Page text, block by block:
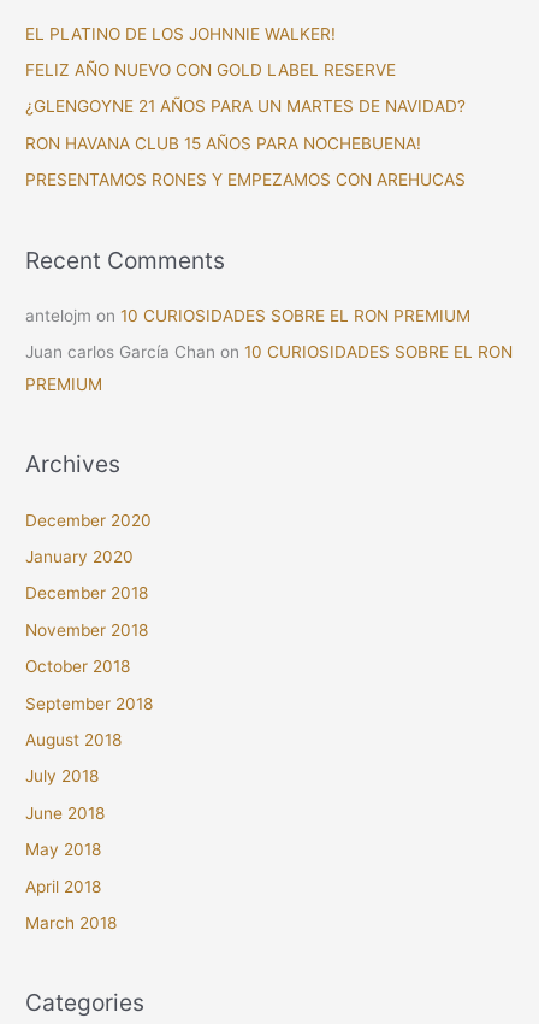
o
r
:
EL PLATINO DE LOS JOHNNIE WALKER!
FELIZ AÑO NUEVO CON GOLD LABEL RESERVE
¿GLENGOYNE 21 AÑOS PARA UN MARTES DE NAVIDAD?
RON HAVANA CLUB 15 AÑOS PARA NOCHEBUENA!
PRESENTAMOS RONES Y EMPEZAMOS CON AREHUCAS
Recent Comments
antelojm on10 CURIOSIDADES SOBRE EL RON PREMIUM
Juan carlos García Chan on10 CURIOSIDADES SOBRE EL RON
PREMIUM
Archives
December 2020
January 2020
December 2018
November 2018
October 2018
September 2018
August 2018
July 2018
June 2018
May 2018
April 2018
March 2018
Categories